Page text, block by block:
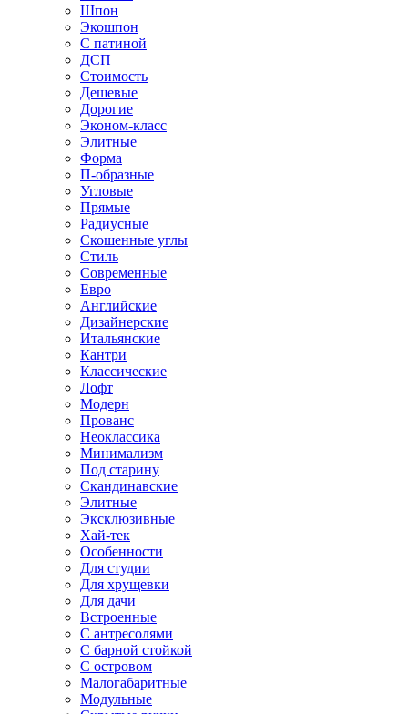
Шпон
Экошпон
С патиной
ДСП
Стоимость
Дешевые
Дорогие
Эконом-класс
Элитные
Форма
П-образные
Угловые
Прямые
Радиусные
Скошенные углы
Стиль
Современные
Евро
Английские
Дизайнерские
Итальянские
Кантри
Классические
Лофт
Модерн
Прованс
Неоклассика
Минимализм
Под старину
Скандинавские
Элитные
Эксклюзивные
Хай-тек
Особенности
Для студии
Для хрущевки
Для дачи
Встроенные
С антресолями
С барной стойкой
С островом
Малогабаритные
Модульные